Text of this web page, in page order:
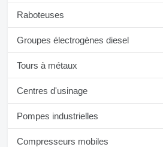
Raboteuses
Groupes électrogènes diesel
Tours à métaux
Centres d'usinage
Pompes industrielles
Compresseurs mobiles